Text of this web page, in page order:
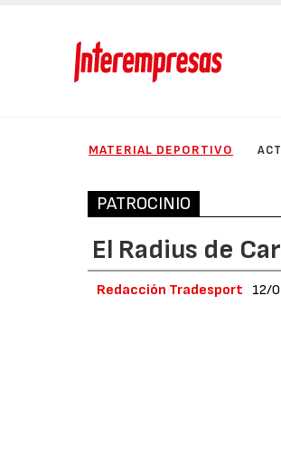
MATERIAL DEPORTIVO
PATROCINIO
El Radius de
Redacción Tradesport 12/